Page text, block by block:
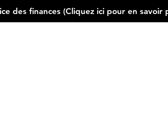
des finances (Cliquez ici pour en